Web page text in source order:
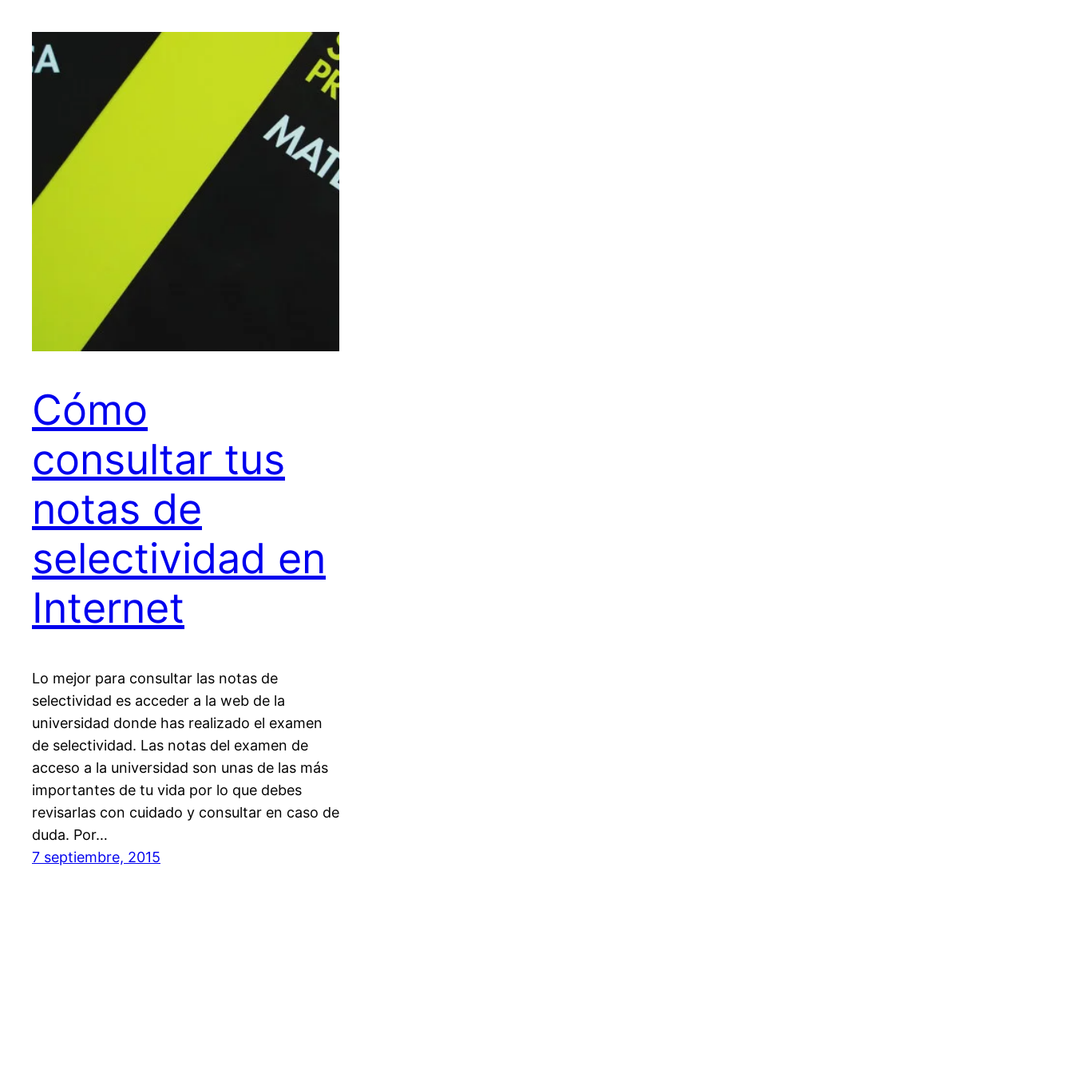
Cómo
consultar tus
notas de
selectividad en
Internet
Lo mejor para consultar las notas de
selectividad es acceder a la web de la
universidad donde has realizado el examen
de selectividad. Las notas del examen de
acceso a la universidad son unas de las más
importantes de tu vida por lo que debes
revisarlas con cuidado y consultar en caso de
duda. Por…
7 septiembre, 2015